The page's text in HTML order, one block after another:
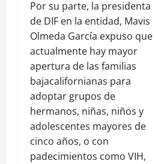
Por su parte, la presidenta
de DIF en la entidad, Mavis
Olmeda García expuso que
actualmente hay mayor
apertura de las familias
bajacalifornianas para
adoptar grupos de
hermanos, niñas, niños y
adolescentes mayores de
cinco años, o con
padecimientos como VIH,